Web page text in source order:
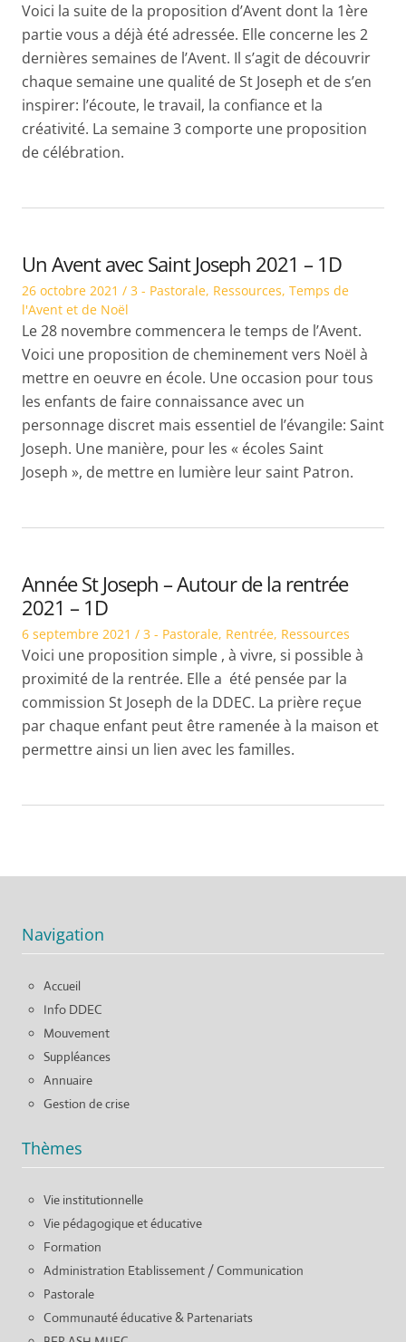
Voici la suite de la proposition d’Avent dont la 1ère
partie vous a déjà été adressée. Elle concerne les 2
dernières semaines de l’Avent. Il s’agit de découvrir
chaque semaine une qualité de St Joseph et de s’en
inspirer: l’écoute, le travail, la confiance et la
créativité. La semaine 3 comporte une proposition
de célébration.
Un Avent avec Saint Joseph 2021 – 1D
Posted
on
26 octobre 2021
Posted
3 - Pastorale, Ressources, Temps de
l'Avent et de Noël
Le 28 novembre commencera le temps de l’Avent.
Voici une proposition de cheminement vers Noël à
mettre en oeuvre en école. Une occasion pour tous
les enfants de faire connaissance avec un
personnage discret mais essentiel de l’évangile: Saint
Joseph. Une manière, pour les « écoles Saint
Joseph », de mettre en lumière leur saint Patron.
Année St Joseph – Autour de la rentrée
2021 – 1D
Posted
on
6 septembre 2021
Posted
in
3 - Pastorale, Rentrée, Ressources
Voici une proposition simple , à vivre, si possible à
proximité de la rentrée. Elle a été pensée par la
commission St Joseph de la DDEC. La prière reçue
par chaque enfant peut être ramenée à la maison et
permettre ainsi un lien avec les familles.
Navigation
Accueil
Info DDEC
Mouvement
Suppléances
Annuaire
Gestion de crise
Thèmes
Vie institutionnelle
Vie pédagogique et éducative
Formation
Administration Etablissement / Communication
Pastorale
Communauté éducative & Partenariats